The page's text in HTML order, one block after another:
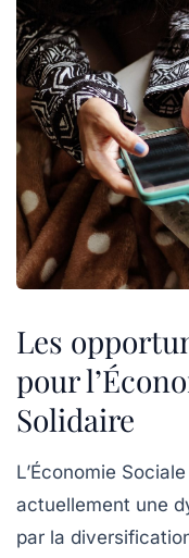
Les
pour
Solidaire
L’Économie
actuellement une
par la